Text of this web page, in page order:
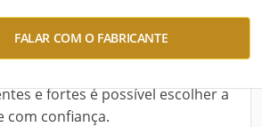
FALAR COM O FABRICANTE
uma linha completa para
com aço carbono e
e fortes é possível escolher a
com confiança.